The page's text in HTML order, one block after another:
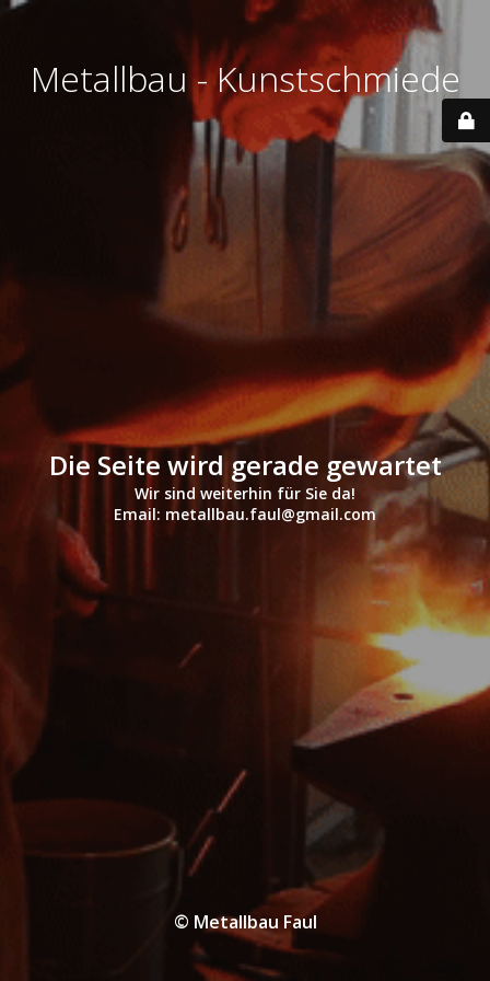
Metallbau - Kunstschmiede
Die Seite wird gerade gewartet
Wir sind weiterhin für Sie da!
Email: metallbau.faul@gmail.com
© Metallbau Faul